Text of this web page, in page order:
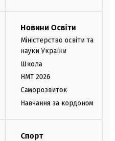
Новини Освіти
Міністерство освіти та
науки України
Школа
НМТ 2026
Саморозвиток
Навчання за кордоном
Спорт